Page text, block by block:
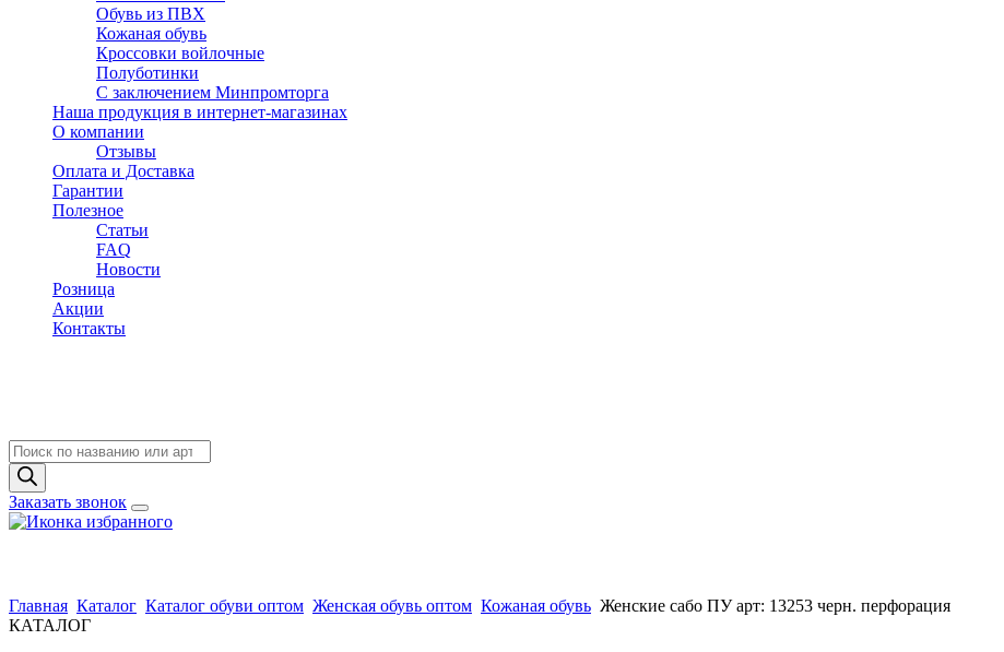
Обувь из ПВХ
Кожаная обувь
Кроссовки войлочные
Полуботинки
C заключением Минпромторга
Наша продукция в интернет-магазинах
О компании
Отзывы
Оплата и Доставка
Гарантии
Полезное
Статьи
FAQ
Новости
Розница
Акции
Контакты
Поиск
товаров
Заказать звонок
Главная Каталог Каталог обуви оптом Женская обувь оптом Кожаная обувь Женские сабо ПУ арт: 13253 черн. перфорация
КАТАЛОГ